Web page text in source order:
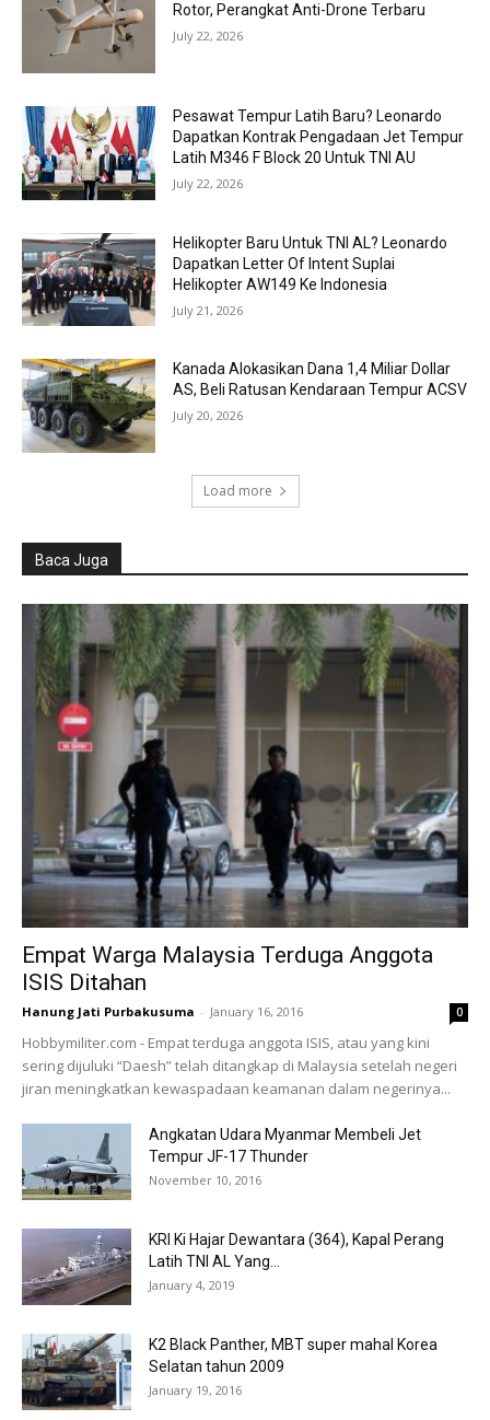
Rotor, Perangkat Anti-Drone Terbaru
July 22, 2026
Pesawat Tempur Latih Baru? Leonardo
Dapatkan Kontrak Pengadaan Jet Tempur
Latih M346 F Block 20 Untuk TNI AU
July 22, 2026
Helikopter Baru Untuk TNI AL? Leonardo
Dapatkan Letter Of Intent Suplai
Helikopter AW149 Ke Indonesia
July 21, 2026
Kanada Alokasikan Dana 1,4 Miliar Dollar
AS, Beli Ratusan Kendaraan Tempur ACSV
July 20, 2026
Load more
Baca Juga
Empat Warga Malaysia Terduga Anggota
ISIS Ditahan
Hanung Jati Purbakusuma - January 16, 2016 0
Hobbymiliter.com - Empat terduga anggota ISIS, atau yang kini
sering dijuluki “Daesh” telah ditangkap di Malaysia setelah negeri
jiran meningkatkan kewaspadaan keamanan dalam negerinya...
Angkatan Udara Myanmar Membeli Jet
Tempur JF-17 Thunder
November 10, 2016
KRI Ki Hajar Dewantara (364), Kapal Perang
Latih TNI AL Yang...
January 4, 2019
K2 Black Panther, MBT super mahal Korea
Selatan tahun 2009
January 19, 2016